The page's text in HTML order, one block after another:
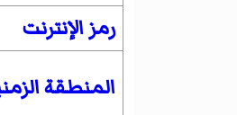
رمز الإنترنت
المنطقة